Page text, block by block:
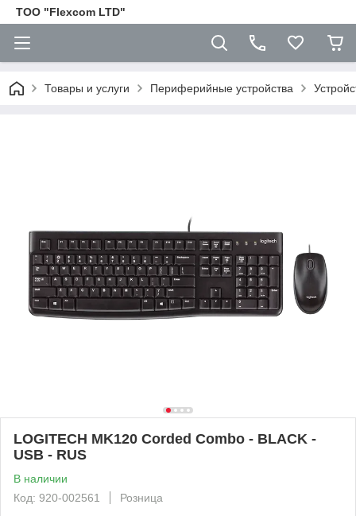
ТОО "Flexcom LTD"
Товары и услуги Периферийные устройства
LOGITECH MK120 Corded Combo - BLACK -
USB - RUS
В наличии
Код: 920-002561
Розница